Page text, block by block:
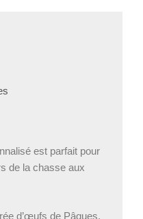
est parfait pour
de la chasse aux
d’œufs de Pâques,